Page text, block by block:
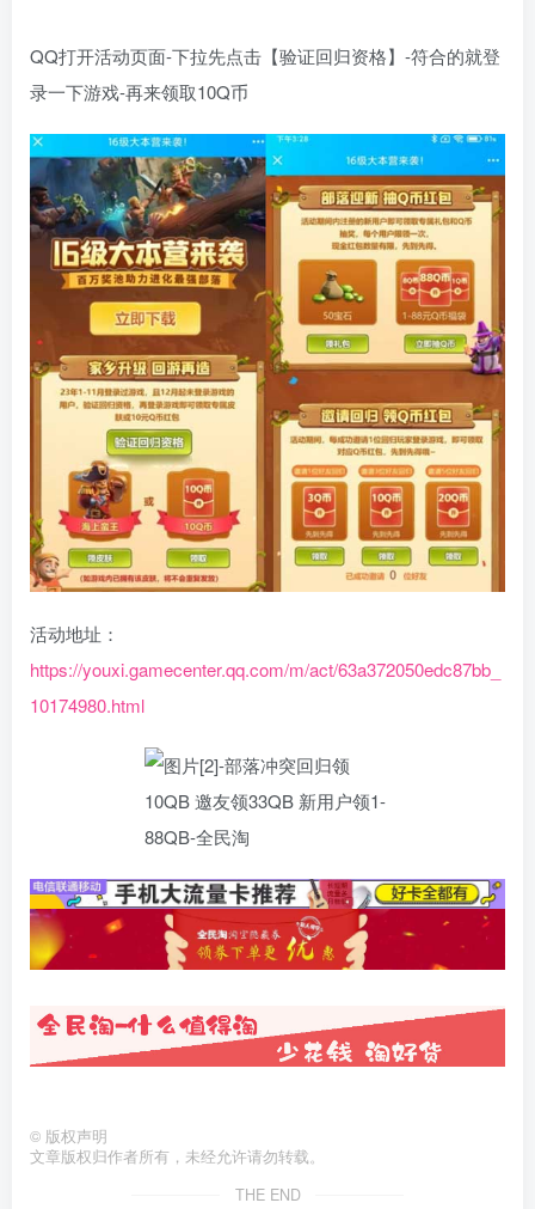
QQ打开活动页面-下拉先点击【验证回归资格】-符合的就登
录一下游戏-再来领取10Q币
活动地址：
https://youxi.gamecenter.qq.com/m/act/63a372050edc87bb_
10174980.html
© 版权声明
文章版权归作者所有，未经允许请勿转载。
THE END